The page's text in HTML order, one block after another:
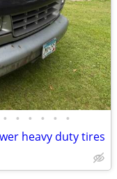
• • • • • •
heavy duty tires